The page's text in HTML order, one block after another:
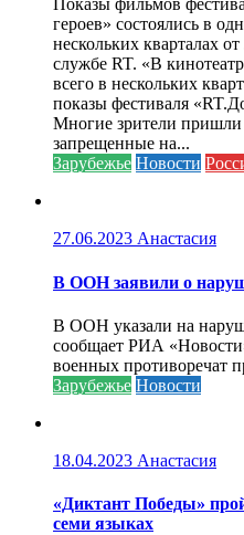
Показы фильмов
героев» состоялись в
нескольких кварталах
службе RT. «В
всего в нескольких
показы фестиваля
Многие зрители пришли
запрещенные на...
Зарубежье Новости
27.06.2023 Анастасия
В ООН заявили о
В ООН указали на
сообщает РИА
военных противоречат
Зарубежье Новости
18.04.2023 Анастасия
«Диктант Победы»
семи языках